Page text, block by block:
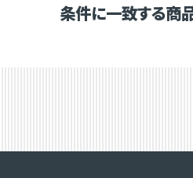
条件に一致する商